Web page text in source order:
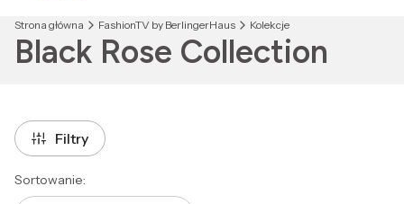
Strona główna FashionTV by BerlingerHaus Kolekcje
Black Rose Collection
Filtry
Lista produktów
Sortowanie: